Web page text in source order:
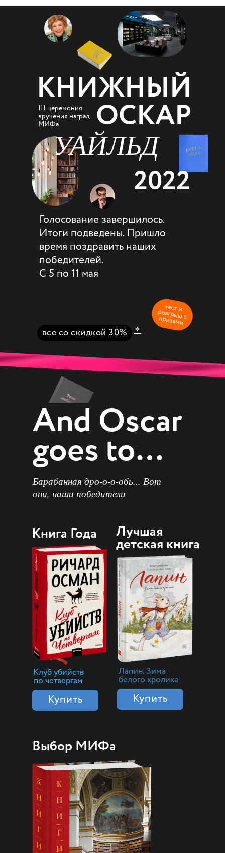
Голосование завершилось.
Итоги подведены. Пришло
время поздравить наших
победителей.
С 5 по 11 мая
2022
тест и
розгрыш с
призами
все со скидкой 30% *
ОСКАР
III церемония
вручения наград
МИФа
УАЙЛЬД
КНИЖНЫЙ
And Oscar
goes to…
Барабанная дро-о-о-обь... Вот
они, наши победители
Купить
Клуб убийств
по четвергам
Книга Года
Выбор МИФа
Купить
Лапин. Зима
белого кролика
Лучшая
детская книга